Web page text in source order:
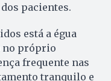
pacientes.
está a égua
no próprio
frequente nas
tranquilo e